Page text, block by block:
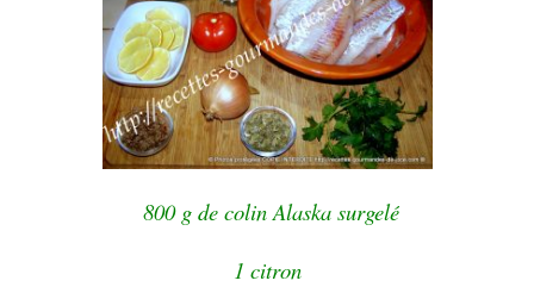
800 g de colin Alaska surgelé
1 citron